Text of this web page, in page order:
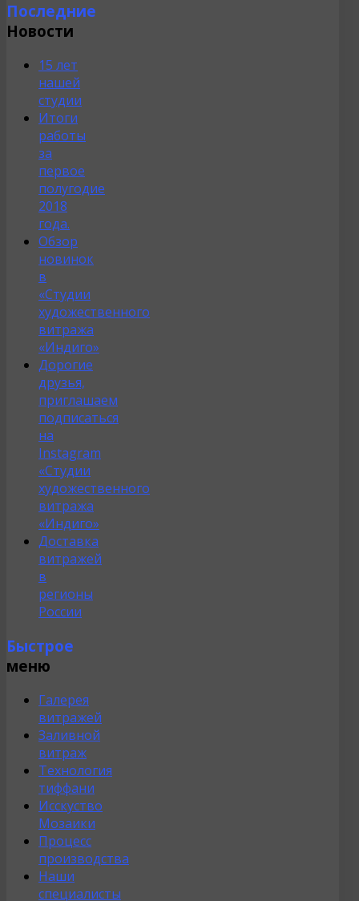
Последние
Новости
15 лет
нашей
студии
Итоги
работы
за
первое
полугодие
2018
года.
Обзор
новинок
в
«Студии
художественного
витража
«Индиго»
Дорогие
друзья,
приглашаем
подписаться
на
Instagram
«Студии
художественного
витража
«Индиго»
Доставка
витражей
в
регионы
России
Быстрое
меню
Галерея
витражей
Заливной
витраж
Технология
тиффани
Исскуство
Мозаики
Процесс
производства
Наши
специалисты